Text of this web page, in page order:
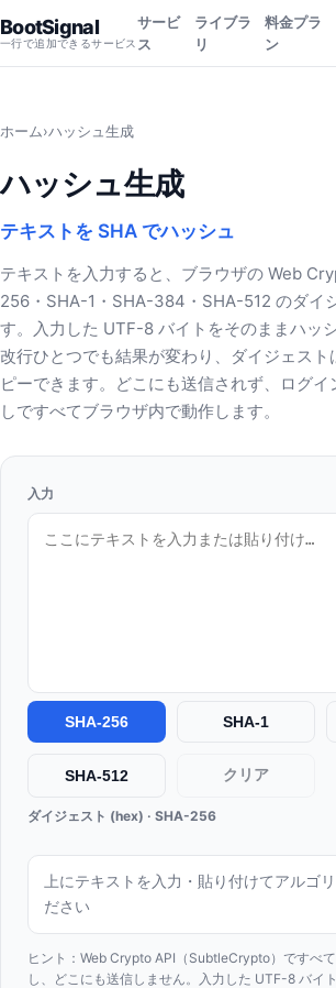
BootSignal
一行で追加できるサービス
サービ
ス
ライブラ
リ
料金プラ
ン
ホーム›ハッシュ生成
ハッシュ生成
テキストを SHA でハッシュ
テキストを入力すると、ブラウザの Web
256・SHA-1・SHA-384・SHA-512 のダイ
す。入力した UTF-8 バイトをそのままハッ
改行ひとつでも結果が変わり、ダイジェスト
ピーできます。どこにも送信されず、ログ
しですべてブラウザ内で動作します。
入力
SHA-256 SHA-1
SHA-512 クリア
ダイジェスト (hex) · SHA-256
上にテキストを入力・貼り付けてアルゴ
ださい
ヒント：Web Crypto API（SubtleCrypto）ですべ
し、どこにも送信しません。入力した UTF-8 バイ